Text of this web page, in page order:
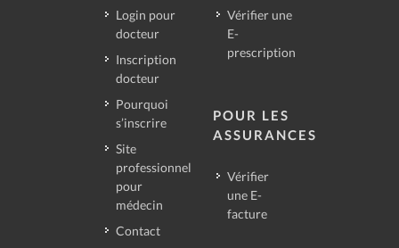
Login pour
docteur
Inscription
docteur
Pourquoi
s’inscrire
Site
professionnel
pour
médecin
Contact
Vérifier une
E-
prescription
POUR LES
ASSURANCES
Vérifier
une E-
facture